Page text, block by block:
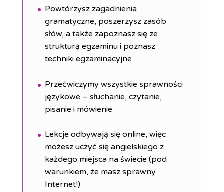
Powtórzysz zagadnienia
gramatyczne, poszerzysz zasób
słów, a także zapoznasz się ze
strukturą egzaminu i poznasz
techniki egzaminacyjne
Przećwiczymy wszystkie sprawności
językowe – słuchanie, czytanie,
pisanie i mówienie
Lekcje odbywają się online, więc
możesz uczyć się angielskiego z
każdego miejsca na świecie (pod
warunkiem, że masz sprawny
Internet!)